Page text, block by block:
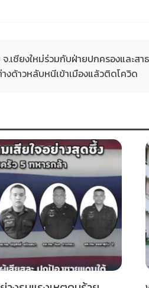
.เชียงใหม่ร่วมกับฝ่ายปกครองและส
งด้าวหลับหนีเข้าเมืองแล้วติดโควิด